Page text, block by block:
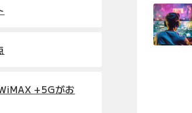
+5Gがお